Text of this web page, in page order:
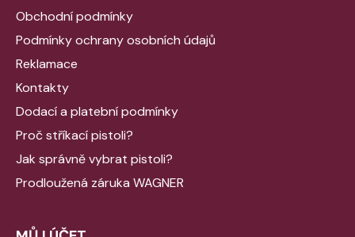
Obchodní podmínky
Podmínky ochrany osobních údajů
Reklamace
Kontakty
Dodací a platební podmínky
Proč stříkací pistoli?
Jak správně vybrat pistoli?
Prodloužená záruka WAGNER